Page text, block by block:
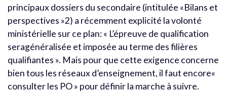
principaux dossiers du secondaire (intitulée «Bilans et
perspectives »2) a récemment explicité la volonté
ministérielle sur ce plan: « L’épreuve de qualification
seragénéralisée et imposée au terme des filières
qualifiantes ». Mais pour que cette exigence concerne
bien tous les réseaux d’enseignement, il faut encore«
consulter les PO » pour définir la marche à suivre.